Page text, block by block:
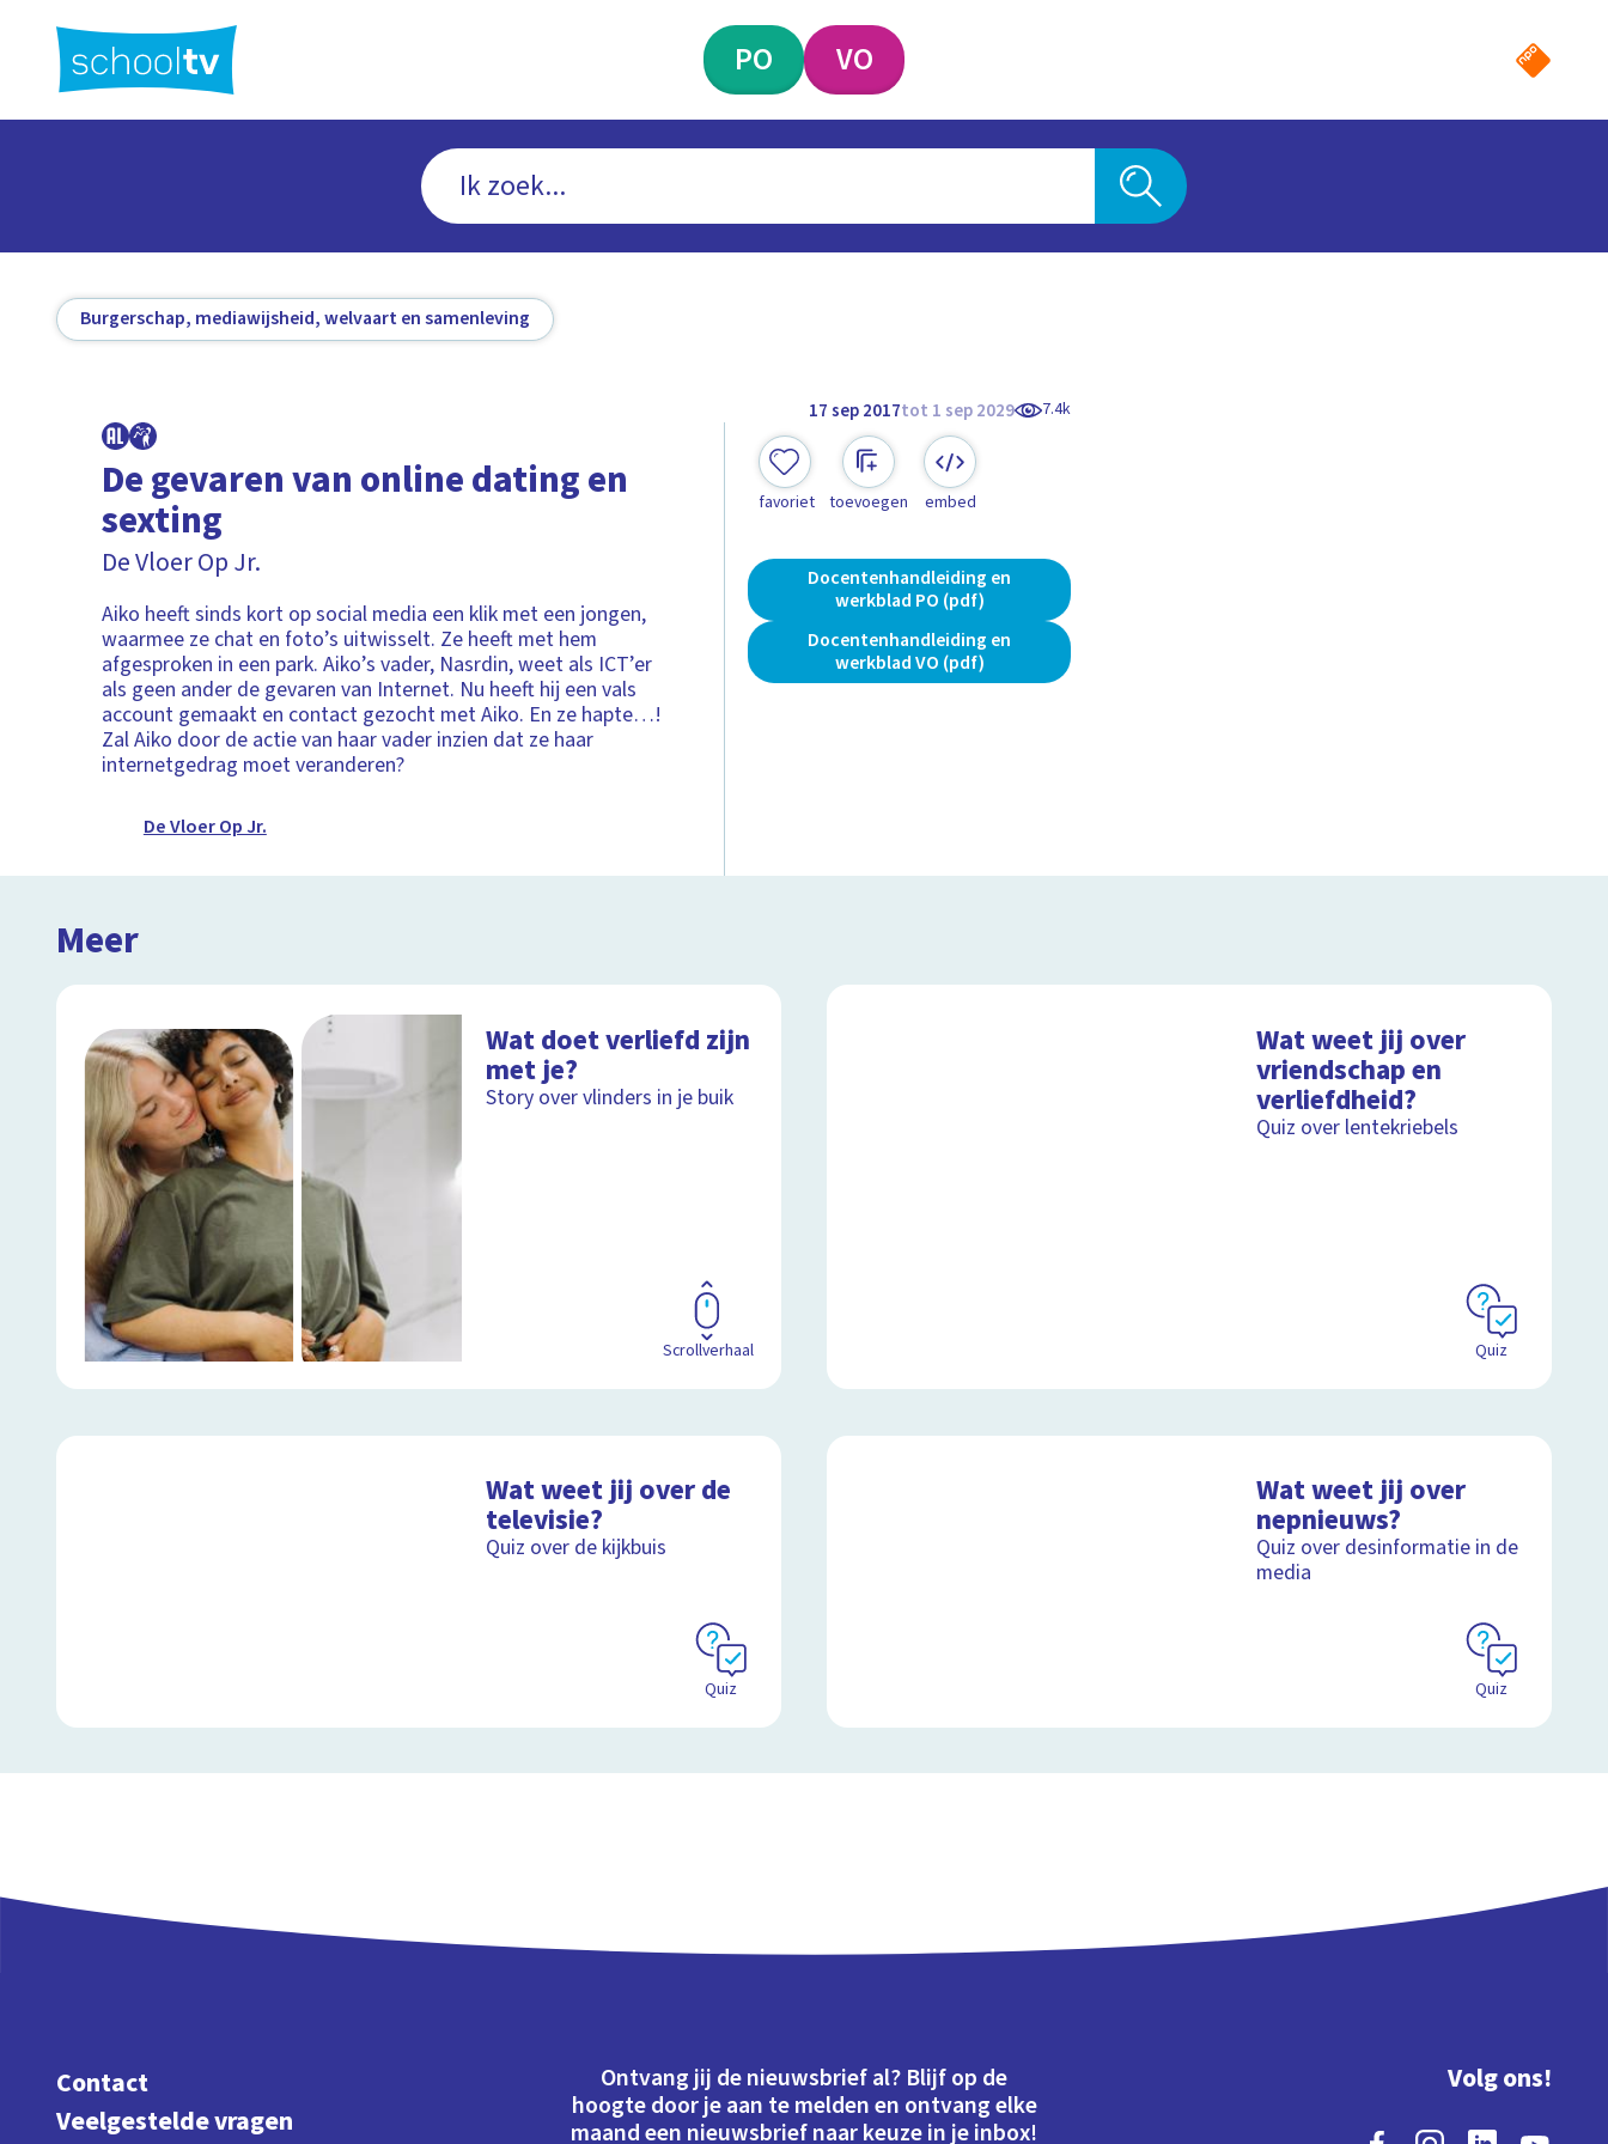
hoofdinhoud
PO VO
Burgerschap, mediawijsheid, welvaart en samenleving
17 sep 2017tot 1 sep 2029 7.4k
De gevaren van online dating en
sexting
De Vloer Op Jr.
Aiko heeft sinds kort op social media een klik met een jongen,
waarmee ze chat en foto’s uitwisselt. Ze heeft met hem
afgesproken in een park. Aiko’s vader, Nasrdin, weet als ICT’er
als geen ander de gevaren van Internet. Nu heeft hij een vals
account gemaakt en contact gezocht met Aiko. En ze hapte…!
Zal Aiko door de actie van haar vader inzien dat ze haar
internetgedrag moet veranderen?
De Vloer Op Jr.
favoriet toevoegen embed
Docentenhandleiding en
werkblad PO (pdf)
Docentenhandleiding en
werkblad VO (pdf)
Meer
Wat doet verliefd zijn
met je?
Story over vlinders in je buik
Scrollverhaal
Wat weet jij over
vriendschap en
verliefdheid?
Quiz over lentekriebels
Quiz
Wat weet jij over de
televisie?
Quiz over de kijkbuis
Quiz
Wat weet jij over
nepnieuws?
Quiz over desinformatie in de
media
Quiz
Contact
Veelgestelde vragen
Ontvang jij de nieuwsbrief al? Blijf op de
hoogte door je aan te melden en ontvang elke
maand een nieuwsbrief naar keuze in je inbox!
Volg ons!